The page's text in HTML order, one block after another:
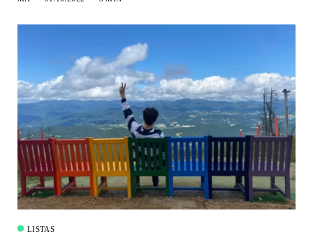
LISTAS